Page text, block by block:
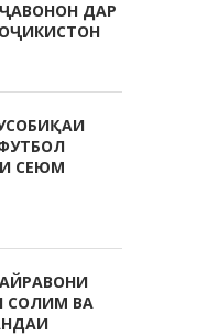
ДАР
СЕЮМ
СОЛИМ ВА